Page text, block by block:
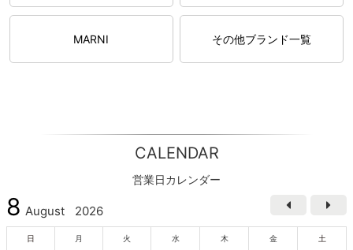
MARNI その他ブランド一覧
CALENDAR
営業日カレンダー
8 August 2026
日 月 火 水 木 金 土